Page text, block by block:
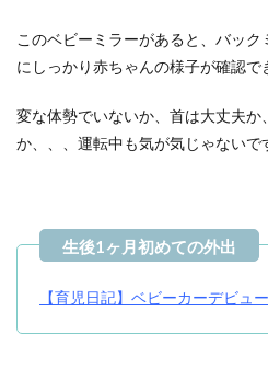
このベビーミラーがあると、バッ
にしっかり赤ちゃんの様子が確認で
変な体勢でいないか、首は大丈夫
か、、、運転中も気が気じゃないで
【育児日記】ベビーカーデビュ